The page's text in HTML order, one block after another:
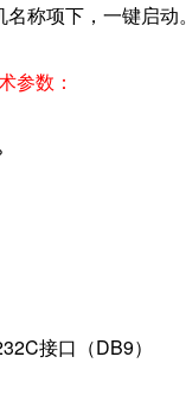
称项下，一键启动。
参数：
接口（DB9）